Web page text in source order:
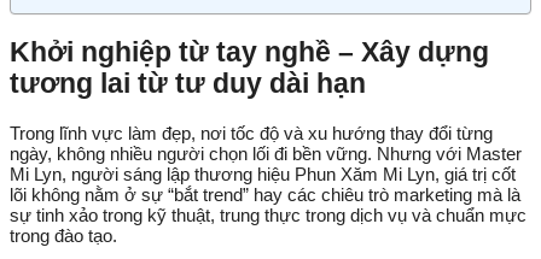
Khởi nghiệp từ tay nghề – Xây dựng
tương lai từ tư duy dài hạn
Trong lĩnh vực làm đẹp, nơi tốc độ và xu hướng thay đổi từng
ngày, không nhiều người chọn lối đi bền vững. Nhưng với Master
Mi Lyn, người sáng lập thương hiệu Phun Xăm Mi Lyn, giá trị cốt
lõi không nằm ở sự “bắt trend” hay các chiêu trò marketing mà là
sự tinh xảo trong kỹ thuật, trung thực trong dịch vụ và chuẩn mực
trong đào tạo.